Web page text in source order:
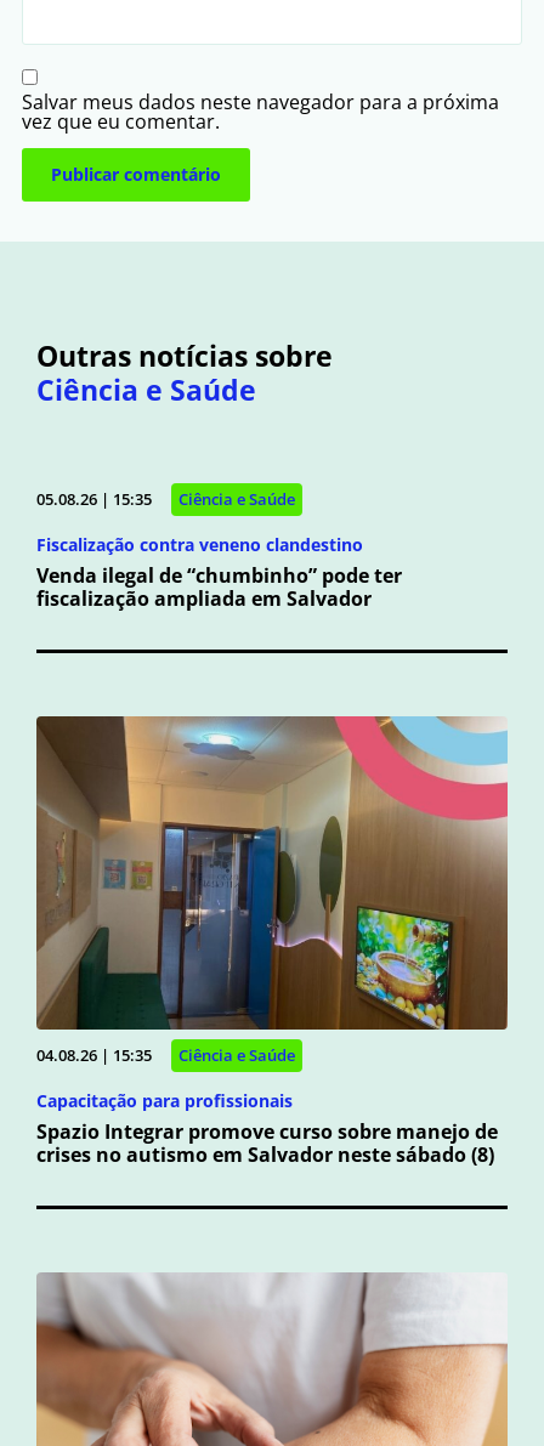
Salvar meus dados neste navegador para a próxima
vez que eu comentar.
Outras notícias sobre
Ciência e Saúde
05.08.26 | 15:35 Ciência e Saúde
Fiscalização contra veneno clandestino
Venda ilegal de “chumbinho” pode ter
fiscalização ampliada em Salvador
04.08.26 | 15:35 Ciência e Saúde
Capacitação para profissionais
Spazio Integrar promove curso sobre manejo de
crises no autismo em Salvador neste sábado (8)